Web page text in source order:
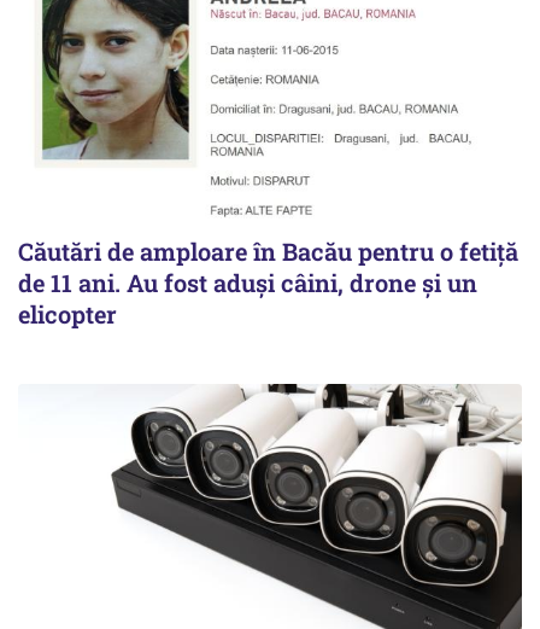
Căutări de amploare în Bacău pentru o fetiță
de 11 ani. Au fost aduși câini, drone și un
elicopter